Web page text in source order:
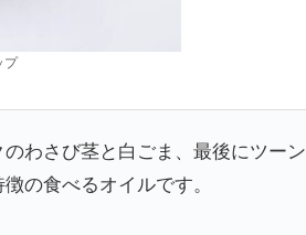
プ
わさび茎と白ごま、最後にツーン
の食べるオイルです。